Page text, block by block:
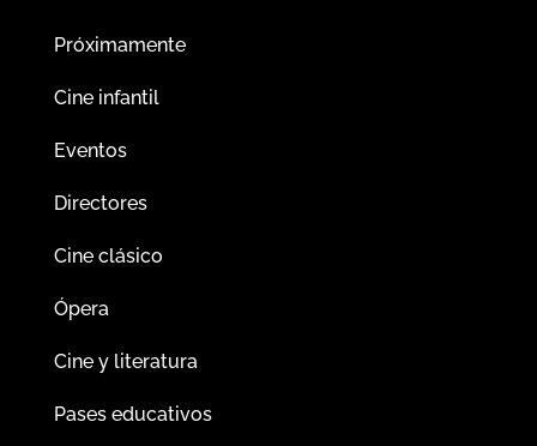
Próximamente
Cine infantil
Eventos
Directores
Cine clásico
Ópera
Cine y literatura
Pases educativos